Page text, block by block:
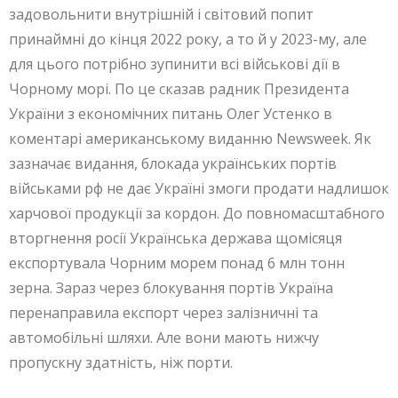
задовольнити внутрішній і світовий попит
принаймні до кінця 2022 року, а то й у 2023-му, але
для цього потрібно зупинити всі військові дії в
Чорному морі. По це сказав радник Президента
України з економічних питань Олег Устенко в
коментарі американському виданню Newsweek. Як
зазначає видання, блокада українських портів
військами рф не дає Україні змоги продати надлишок
харчової продукції за кордон. До повномасштабного
вторгнення росії Українська держава щомісяця
експортувала Чорним морем понад 6 млн тонн
зерна. Зараз через блокування портів Україна
перенаправила експорт через залізничні та
автомобільні шляхи. Але вони мають нижчу
пропускну здатність, ніж порти.